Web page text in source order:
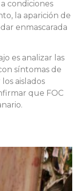
condiciones
la aparición de
enmascarada
es analizar las
síntomas de
aislados
que FOC